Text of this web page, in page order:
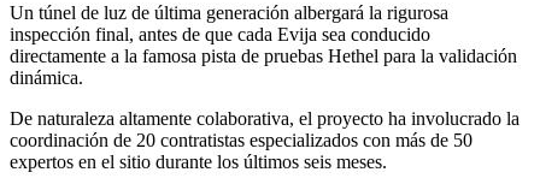
Un túnel de luz de última generación albergará la rigurosa
inspección final, antes de que cada Evija sea conducido
directamente a la famosa pista de pruebas Hethel para la validación
dinámica.
De naturaleza altamente colaborativa, el proyecto ha involucrado la
coordinación de 20 contratistas especializados con más de 50
expertos en el sitio durante los últimos seis meses.